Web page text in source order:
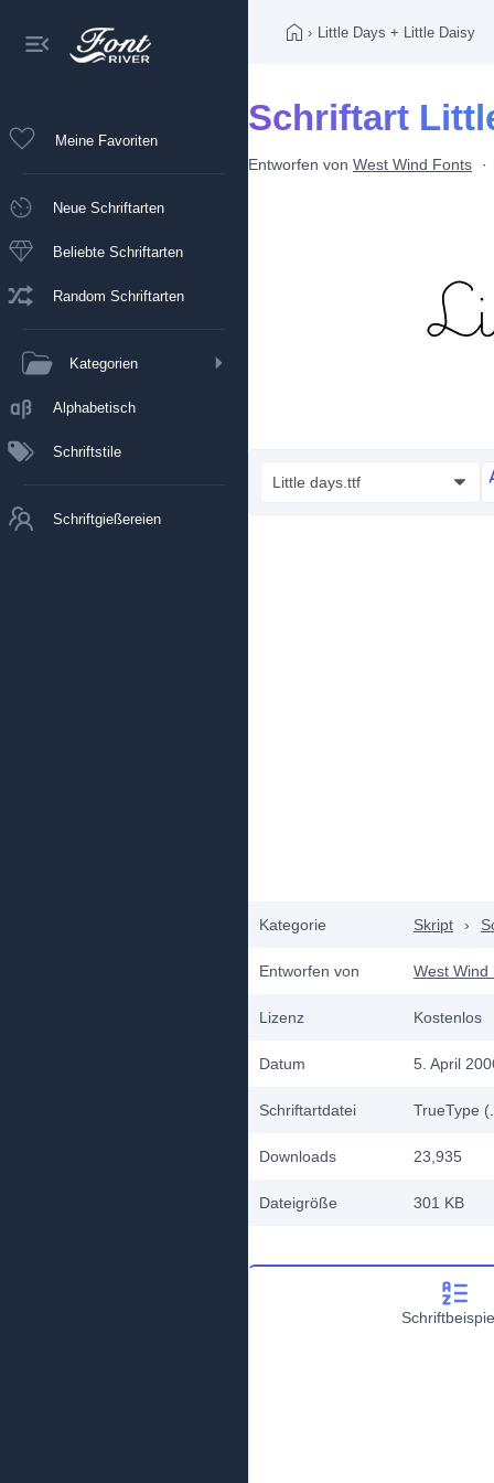
Meine Favoriten
Neue Schriftarten
Beliebte Schriftarten
Random Schriftarten
Kategorien
Alphabetisch
Schriftstile
Schriftgießereien
› Little Days + Little Daisy
Schriftart
Entworfen von West Wind Fonts
Little days.ttf
Kategorie Skript ›
Entworfen von West Wind
Lizenz Kostenlos
Datum 5. April
Schriftartdatei TrueType
Downloads 23,935
Dateigröße 301 KB